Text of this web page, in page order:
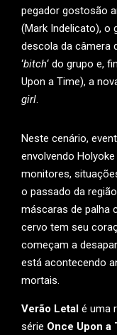
pegador gostosão
(Mark Indelicato), o
descola da câmera
‘bitch‘ do grupo e,
Upon a Time), a
girl.
Neste cenário,
envolvendo
monitores,
o passado da
máscaras de palha
cervo tem seu
começam a
está acontecendo
mortais.
Verão Letal é uma
série Once Upon a